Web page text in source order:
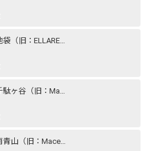
グレイドパーク池袋（旧：ELLARE）
グレイドパーク千駄ヶ谷（旧：Mace千駄ヶ谷）
グレイドパーク南青山（旧：Mace南青山）